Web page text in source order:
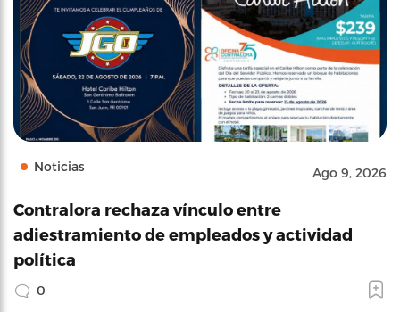
Noticias Ago 9, 2026
Contralora rechaza vínculo entre
adiestramiento de empleados y actividad
política
0